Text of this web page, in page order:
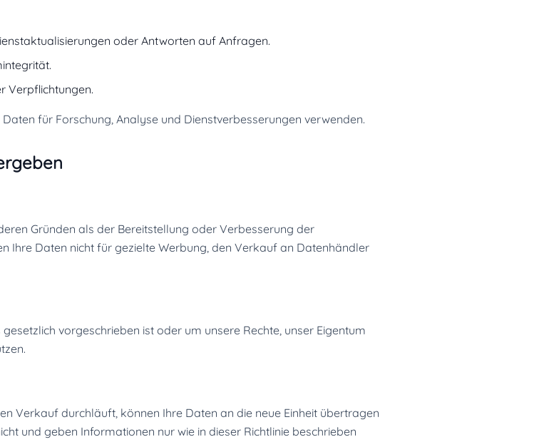
oder Antworten auf Anfragen.
Verpflichtungen.
für Forschung, Analyse und Dienstverbesserungen verwenden.
Gründen als der Bereitstellung oder Verbesserung der
Ihre Daten nicht für gezielte Werbung, den Verkauf an Datenhändler
vorgeschrieben ist oder um unsere Rechte, unser Eigentum
Verkauf durchläuft, können Ihre Daten an die neue Einheit übertragen
und geben Informationen nur wie in dieser Richtlinie beschrieben